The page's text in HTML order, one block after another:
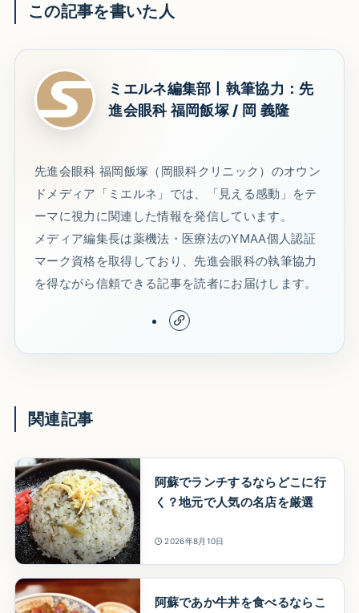
この記事を書いた人
ミエルネ編集部丨執筆協力：先
進会眼科 福岡飯塚 / 岡 義隆
先進会眼科 福岡飯塚（岡眼科クリニック）のオウン
ドメディア「ミエルネ」では、「見える感動」をテ
ーマに視力に関連した情報を発信しています。
メディア編集長は薬機法・医療法のYMAA個人認証
マーク資格を取得しており、先進会眼科の執筆協力
を得ながら信頼できる記事を読者にお届けします。
関連記事
阿蘇でランチするならどこに行
く？地元で人気の名店を厳選
2026年8月10日
阿蘇であか牛丼を食べるならこ